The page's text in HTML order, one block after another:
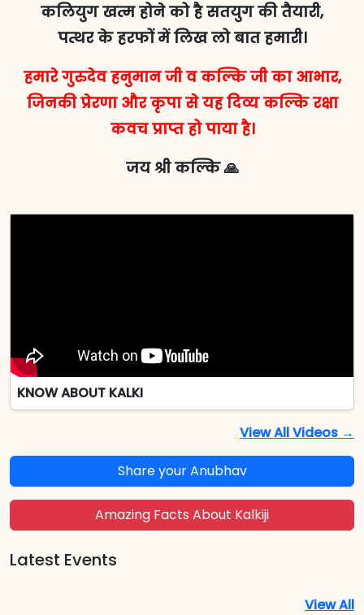
कलियुग खत्म होने को है सतयुग की तैयारी,
पत्थर के हरफों में लिख लो बात हमारी।
हमारे गुरुदेव हनुमान जी व कल्कि जी का आभार,
जिनकी प्रेरणा और कृपा से यह दिव्य कल्कि रक्षा
कवच प्राप्त हो पाया है।
जय श्री कल्कि 🙏
KNOW ABOUT KALKI
View All Videos →
Share your Anubhav
Amazing Facts About Kalkiji
Latest Events
View All